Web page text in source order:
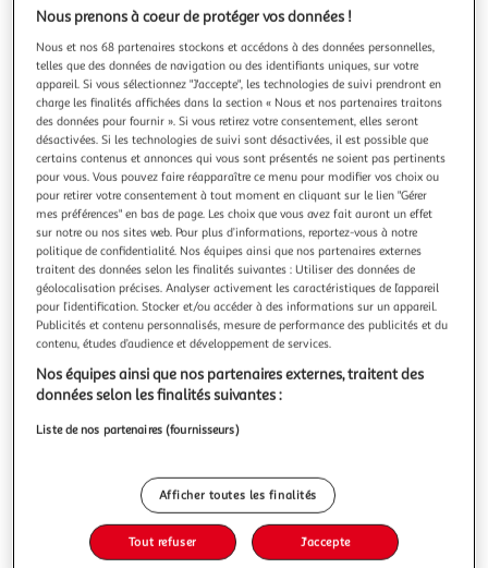
Illustration
précédente
Illustration
suivante
Livraison offerte
KEMPER
Mini barbecue gaz portable avec housse 1900w -
104997
Barbecue à gaz de table 1.9 KW. Ce barbecue portable est
idéal pour faire griller de la nourriture entre amis ou en
famille. Se transporte de partout grâce à son sac de
transport. Fonctionne avec une cartouche de gaz camping.
Accessoire de qualité de
En savoir +
Vendu parUnivers du Pro
Livr. ou retrait dès 2/3 jours
Livraison offerte
Plus d'options
Vendu par Univers du Pro
Livraison dès 1/2 semaines
Livraison offerte
Plus d'options
Nous prenons à coeur de protéger vos données !
Nous et nos 68 partenaires stockons et accédons à des données personnelles,
telles que des données de navigation ou des identifiants uniques, sur votre
appareil. Si vous sélectionnez "J'accepte", les technologies de suivi prendront en
charge les finalités affichées dans la section « Nous et nos partenaires traitons
des données pour fournir ». Si vous retirez votre consentement, elles seront
désactivées. Si les technologies de suivi sont désactivées, il est possible que
certains contenus et annonces qui vous sont présentés ne soient pas pertinents
pour vous. Vous pouvez faire réapparaître ce menu pour modifier vos choix ou
pour retirer votre consentement à tout moment en cliquant sur le lien "Gérer
mes préférences" en bas de page. Les choix que vous avez fait auront un effet
sur notre ou nos sites web. Pour plus d’informations, reportez-vous à notre
politique de confidentialité. Nos équipes ainsi que nos partenaires externes
traitent des données selon les finalités suivantes : Utiliser des données de
géolocalisation précises. Analyser activement les caractéristiques de l’appareil
pour l’identification. Stocker et/ou accéder à des informations sur un appareil.
Publicités et contenu personnalisés, mesure de performance des publicités et du
contenu, études d’audience et développement de services.
Nos équipes ainsi que nos partenaires externes, traitent des
données selon les finalités suivantes :
Liste de nos partenaires (fournisseurs)
Afficher toutes les finalités
Tout refuser J'accepte